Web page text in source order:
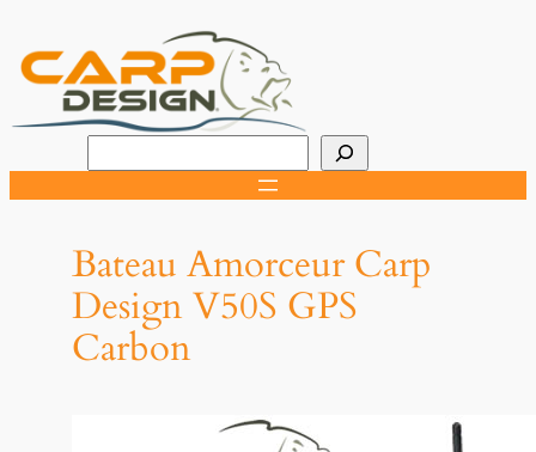
au
contenu
e
c
h
Bateau Amorceur Carp
Design V50S GPS
Carbon